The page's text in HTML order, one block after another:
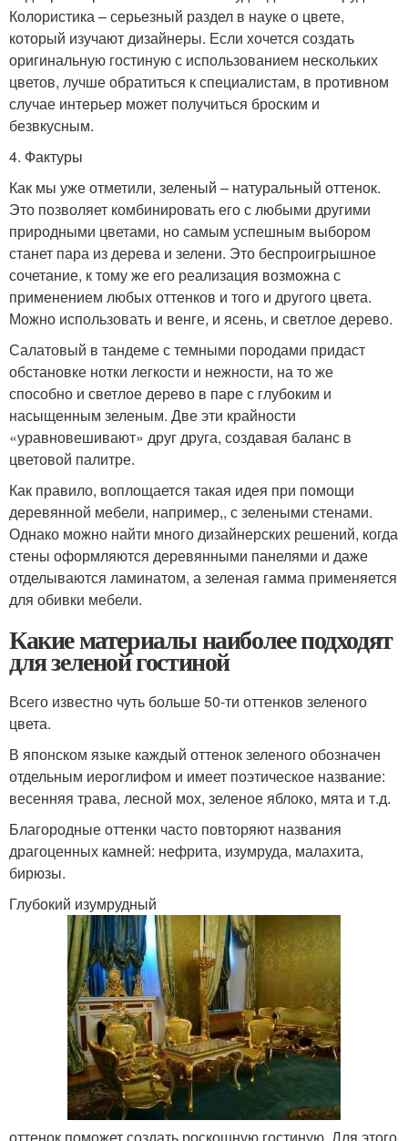
Колористика – серьезный раздел в науке о цвете,
который изучают дизайнеры. Если хочется создать
оригинальную гостиную с использованием нескольких
цветов, лучше обратиться к специалистам, в противном
случае интерьер может получиться броским и
безвкусным.
4. Фактуры
Как мы уже отметили, зеленый – натуральный оттенок.
Это позволяет комбинировать его с любыми другими
природными цветами, но самым успешным выбором
станет пара из дерева и зелени. Это беспроигрышное
сочетание, к тому же его реализация возможна с
применением любых оттенков и того и другого цвета.
Можно использовать и венге, и ясень, и светлое дерево.
Салатовый в тандеме с темными породами придаст
обстановке нотки легкости и нежности, на то же
способно и светлое дерево в паре с глубоким и
насыщенным зеленым. Две эти крайности
«уравновешивают» друг друга, создавая баланс в
цветовой палитре.
Как правило, воплощается такая идея при помощи
деревянной мебели, например,, с зелеными стенами.
Однако можно найти много дизайнерских решений, когда
стены оформляются деревянными панелями и даже
отделываются ламинатом, а зеленая гамма применяется
для обивки мебели.
Какие материалы наиболее подходят
для зеленой гостиной
Всего известно чуть больше 50-ти оттенков зеленого
цвета.
В японском языке каждый оттенок зеленого обозначен
отдельным иероглифом и имеет поэтическое название:
весенняя трава, лесной мох, зеленое яблоко, мята и т.д.
Благородные оттенки часто повторяют названия
драгоценных камней: нефрита, изумруда, малахита,
бирюзы.
Глубокий изумрудный